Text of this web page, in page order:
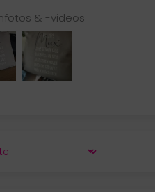
& -videos